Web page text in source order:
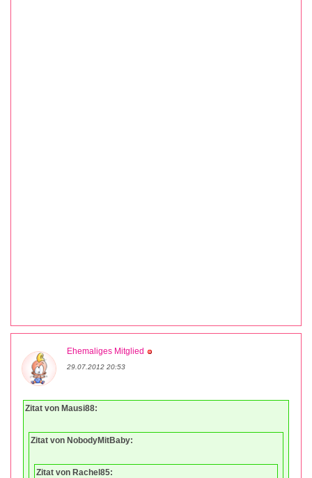
Ehemaliges Mitglied
29.07.2012 20:53
Zitat von Mausi88:
Zitat von NobodyMitBaby:
Zitat von Rachel85: